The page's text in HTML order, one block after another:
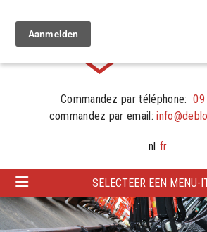
Commandez par téléphone: 09
commandez par email:
nl fr
SELECTEER EEN MENU-